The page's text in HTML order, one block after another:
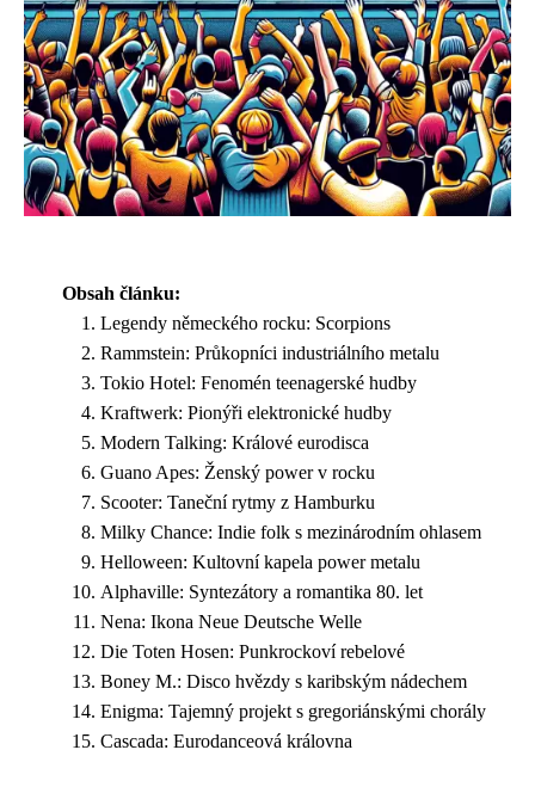
Obsah článku:
Legendy německého rocku: Scorpions
Rammstein: Průkopníci industriálního metalu
Tokio Hotel: Fenomén teenagerské hudby
Kraftwerk: Pionýři elektronické hudby
Modern Talking: Králové eurodisca
Guano Apes: Ženský power v rocku
Scooter: Taneční rytmy z Hamburku
Milky Chance: Indie folk s mezinárodním ohlasem
Helloween: Kultovní kapela power metalu
Alphaville: Syntezátory a romantika 80. let
Nena: Ikona Neue Deutsche Welle
Die Toten Hosen: Punkrockoví rebelové
Boney M.: Disco hvězdy s karibským nádechem
Enigma: Tajemný projekt s gregoriánskými chorály
Cascada: Eurodanceová královna